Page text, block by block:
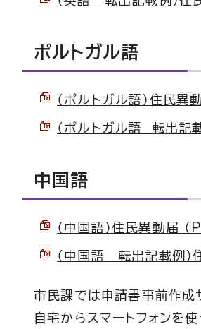
ポルトガル語
（ポルトガル語）住民
（ポルトガル語 転出
中国語
（中国語）住民異動届
（中国語 転出記載例
市民課では申請書事前作成
自宅からスマートフォンを